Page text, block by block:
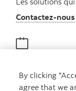
Contactez-nous
Rencontrez un
By clicking
agree that we